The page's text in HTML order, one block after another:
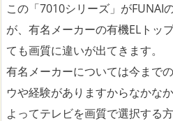
この「7010シリーズ」がFUNAI
が、有名メーカーの有機ELトッ
ても画質に違いが出てきます。
有名メーカーについては今まで
ウや経験がありますからなかな
よってテレビを画質で選択する